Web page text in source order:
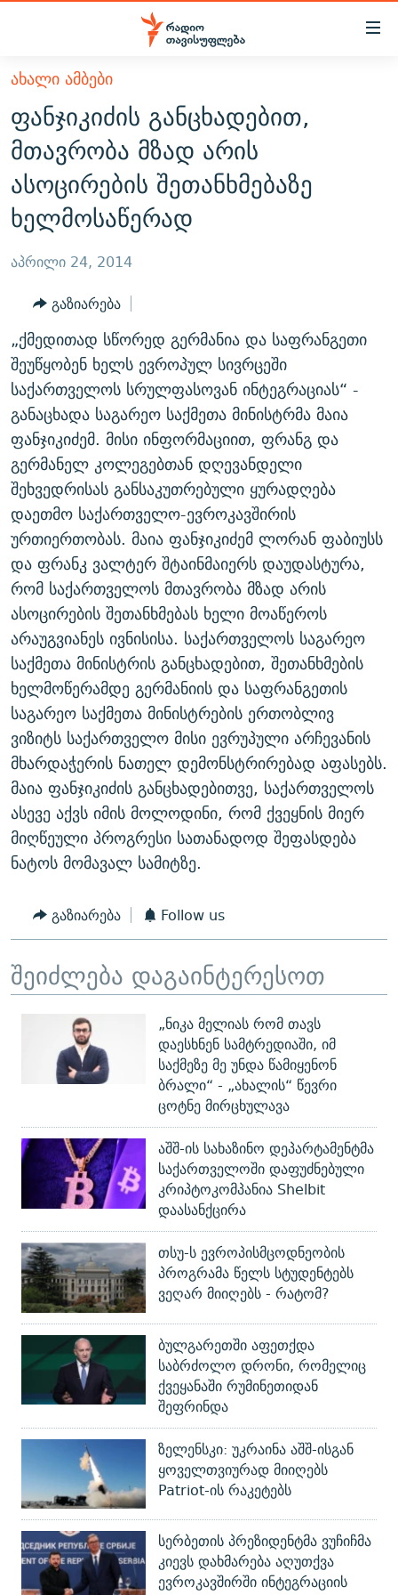
Accessibility
მთავარ
შინაარსზე
დაბრუნება
მთავარ
ნავიგაციაზე
დაბრუნება
ძიებაზე
დაბრუნება
ᲐᲮᲐᲚᲘ ᲐᲛᲑᲔᲑᲘ
ᲗᲔᲛᲔᲑᲘ
ᲞᲝᲚᲘᲢᲘᲙᲐ
ᲔᲙᲝᲜᲝᲛᲘᲙᲐ
ᲡᲐᲖᲝᲒᲐᲓᲝᲔᲑᲐ
ᲙᲣᲚᲢᲣᲠᲐ
ᲕᲘᲓᲔᲝ
ᲑᲚᲝᲒᲔᲑᲘ
ᲞᲝᲓᲙᲐᲡᲢᲔᲑᲘ
ᲐᲡᲐᲗᲘᲐᲜᲘᲡ ᲙᲣᲗᲮᲔ
60 ᲓᲔᲪᲘᲑᲔᲚᲘ
ᲒᲐᲜᲙᲘᲗᲮᲕᲘᲡ ᲓᲦᲔ
ᲓᲘᲚᲘᲡ ᲡᲐᲣᲑᲠᲔᲑᲘ
ᲛᲝᲚᲐᲞᲐᲠᲐᲙᲔ ᲢᲔᲥᲡᲢᲔᲑᲘ
ᲨᲘᲜ - ᲣᲪᲮᲝᲔᲗᲨᲘ
ᲚᲘᲢᲔᲠᲐᲢᲣᲠᲣᲚᲘ ᲬᲐᲮᲜᲐᲒᲔᲑᲘ
ᲐᲛᲔᲠᲘᲙᲣᲚᲘ ᲛᲝᲗᲮᲠᲝᲑᲐ
ᲘᲛᲞᲔᲠᲘᲐ ᲓᲐ ᲠᲐᲓᲘᲝ
ᲒᲐᲓᲐᲪᲔᲛᲔᲑᲘ
ᲤᲔᲜᲝᲕᲐᲜᲘ - 2.10
ᲞᲠᲝᲔᲥᲢᲔᲑᲘ
ᲣᲙᲠᲐᲘᲜᲐᲨᲘ ᲓᲐᲦᲣᲞᲣᲚᲘ ᲥᲐᲠᲗᲕᲔᲚᲘ ᲛᲔᲑᲠᲫᲝᲚᲔᲑᲘ - 2022
ᲓᲐᲛᲝᲣᲙᲘᲓᲔᲑᲚᲝᲑᲘᲡ 100 ᲬᲔᲚᲘ
ᲩᲔᲛᲘ ᲡᲘᲙᲕᲓᲘᲚᲘᲡ ᲛᲘᲖᲔᲖᲘᲐ COVID-19
11 ᲬᲔᲚᲘ - 11 ᲐᲛᲑᲐᲕᲘ
ᲡᲐᲞᲐᲠᲚᲐᲛᲔᲜᲢᲝ ᲐᲠᲩᲔᲕᲜᲔᲑᲘᲡ ᲘᲡᲢᲝᲠᲘᲐ
ᲑᲐᲕᲨᲕᲔᲑᲘ ᲞᲠᲝᲡᲢᲘᲢᲣᲪᲘᲐᲨᲘ - ᲐᲛᲝᲣᲗᲥᲛᲔᲚᲘ ᲐᲛᲑᲐᲕᲘ
5 ᲐᲛᲑᲐᲕᲘ - 20 ᲘᲕᲜᲘᲡᲡ ᲓᲐᲨᲐᲕᲔᲑᲣᲚᲔᲑᲘ
ᲐᲒᲕᲘᲡᲢᲝᲡ ᲝᲛᲘ
ПРИВЕТ ᲙᲣᲚᲢᲣᲠᲐ
ЭХО КАВКАЗА
ᲒᲐᲛᲝᲘᲬᲔᲠᲔ
რთე/რთ-ის ყველა საიტი
ᲐᲮᲐᲚᲘ ᲐᲛᲑᲔᲑᲘ
ფანჯიკიძის განცხადებით,
მთავრობა მზად არის
ასოცირების შეთანხმებაზე
ხელმოსაწერად
აპრილი 24, 2014
გაზიარება
„ქმედითად სწორედ გერმანია და საფრანგეთი
შეუწყობენ ხელს ევროპულ სივრცეში
საქართველოს სრულფასოვან ინტეგრაციას“ -
განაცხადა საგარეო საქმეთა მინისტრმა მაია
ფანჯიკიძემ. მისი ინფორმაციით, ფრანგ და
გერმანელ კოლეგებთან დღევანდელი
შეხვედრისას განსაკუთრებული ყურადღება
დაეთმო საქართველო-ევროკავშირის
ურთიერთობას. მაია ფანჯიკიძემ ლორან ფაბიუსს
და ფრანკ ვალტერ შტაინმაიერს დაუდასტურა,
რომ საქართველოს მთავრობა მზად არის
ასოცირების შეთანხმებას ხელი მოაწეროს
არაუგვიანეს ივნისისა. საქართველოს საგარეო
საქმეთა მინისტრის განცხადებით, შეთანხმების
ხელმოწერამდე გერმანიის და საფრანგეთის
საგარეო საქმეთა მინისტრების ერთობლივ
ვიზიტს საქართველო მისი ევრუპული არჩევანის
მხარდაჭერის ნათელ დემონსტრირებად აფასებს.
მაია ფანჯიკიძის განცხადებითვე, საქართველოს
ასევე აქვს იმის მოლოდინი, რომ ქვეყნის მიერ
მიღწეული პროგრესი სათანადოდ შეფასდება
ნატოს მომავალ სამიტზე.
გაზიარება Follow us
შეიძლება დაგაინტერესოთ
„ნიკა მელიას რომ თავს
დაესხნენ სამტრედიაში, იმ
საქმეზე მე უნდა წამიყენონ
ბრალი“ - „ახალის“ წევრი
ცოტნე მირცხულავა
აშშ-ის სახაზინო დეპარტამენტმა
საქართველოში დაფუძნებული
კრიპტოკომპანია Shelbit
დაასანქცირა
თსუ-ს ევროპისმცოდნეობის
პროგრამა წელს სტუდენტებს
ვეღარ მიიღებს - რატომ?
ბულგარეთში აფეთქდა
საბრძოლო დრონი, რომელიც
ქვეყანაში რუმინეთიდან
შეფრინდა
ზელენსკი: უკრაინა აშშ-ისგან
ყოველთვიურად მიიღებს
Patriot-ის რაკეტებს
სერბეთის პრეზიდენტმა ვუჩიჩმა
კიევს დახმარება აღუთქვა
ევროკავშირში ინტეგრაციის